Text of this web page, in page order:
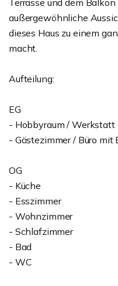
Terrasse und dem
außergewöhnliche
dieses Haus zu einem
macht.
Aufteilung:
EG
- Hobbyraum / Werkstatt
- Gästezimmer / Büro mit
OG
- Küche
- Esszimmer
- Wohnzimmer
- Schlafzimmer
- Bad
- WC